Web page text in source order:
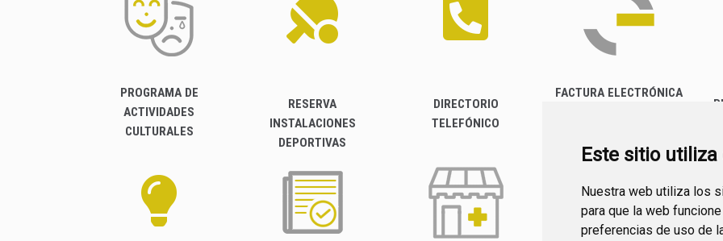
Este sitio
Nuestra web utiliza los
para que la web
preferencias de uso de
PROGRAMA DE
ACTIVIDADES
CULTURALES
RESERVA
INSTALACIONES
DEPORTIVAS
DIRECTORIO
TELEFÓNICO
FACTURA ELECTRÓNICA